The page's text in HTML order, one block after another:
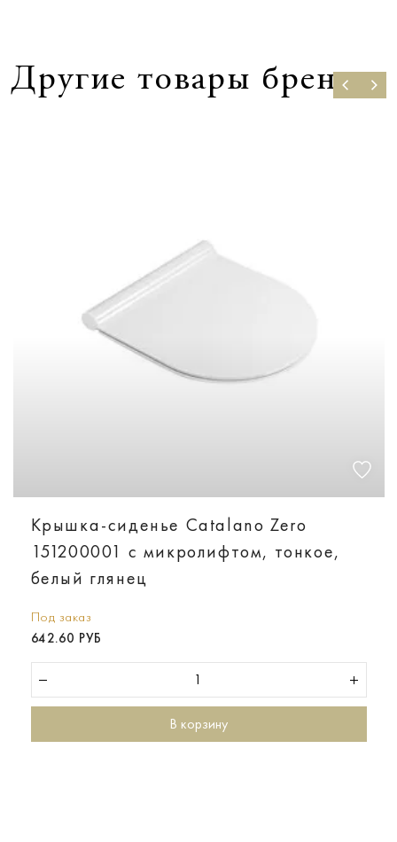
Другие товары бренда
Крышка-сиденье Catalano Zero
151200001 с микролифтом, тонкое,
белый глянец
Под заказ
642.60 РУБ
В корзину